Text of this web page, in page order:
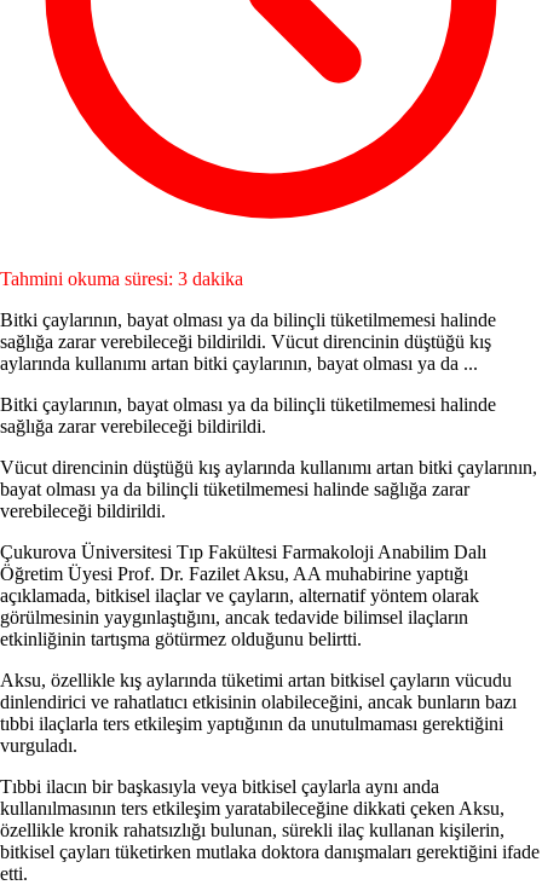
Tahmini okuma süresi: 3 dakika
Bitki çaylarının, bayat olması ya da bilinçli tüketilmemesi halinde
sağlığa zarar verebileceği bildirildi. Vücut direncinin düştüğü kış
aylarında kullanımı artan bitki çaylarının, bayat olması ya da ...
Bitki çaylarının, bayat olması ya da bilinçli tüketilmemesi halinde
sağlığa zarar verebileceği bildirildi.
Vücut direncinin düştüğü kış aylarında kullanımı artan bitki çaylarının,
bayat olması ya da bilinçli tüketilmemesi halinde sağlığa zarar
verebileceği bildirildi.
Çukurova Üniversitesi Tıp Fakültesi Farmakoloji Anabilim Dalı
Öğretim Üyesi Prof. Dr. Fazilet Aksu, AA muhabirine yaptığı
açıklamada, bitkisel ilaçlar ve çayların, alternatif yöntem olarak
görülmesinin yaygınlaştığını, ancak tedavide bilimsel ilaçların
etkinliğinin tartışma götürmez olduğunu belirtti.
Aksu, özellikle kış aylarında tüketimi artan bitkisel çayların vücudu
dinlendirici ve rahatlatıcı etkisinin olabileceğini, ancak bunların bazı
tıbbi ilaçlarla ters etkileşim yaptığının da unutulmaması gerektiğini
vurguladı.
Tıbbi ilacın bir başkasıyla veya bitkisel çaylarla aynı anda
kullanılmasının ters etkileşim yaratabileceğine dikkati çeken Aksu,
özellikle kronik rahatsızlığı bulunan, sürekli ilaç kullanan kişilerin,
bitkisel çayları tüketirken mutlaka doktora danışmaları gerektiğini ifade
etti.